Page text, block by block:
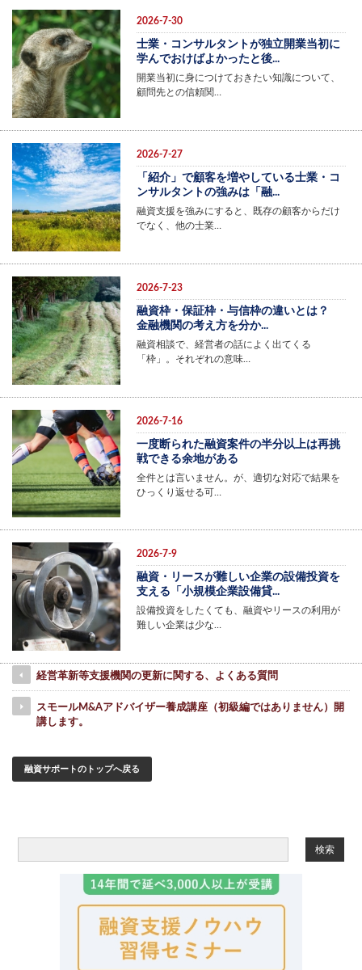
2026-7-30
士業・コンサルタントが独立開業当初に
学んでおけばよかったと後...
開業当初に身につけておきたい知識について、
顧問先との信頼関…
2026-7-27
「紹介」で顧客を増やしている士業・コ
ンサルタントの強みは「融...
融資支援を強みにすると、既存の顧客からだけ
でなく、他の士業…
2026-7-23
融資枠・保証枠・与信枠の違いとは？
金融機関の考え方を分か...
融資相談で、経営者の話によく出てくる
「枠」。それぞれの意味…
2026-7-16
一度断られた融資案件の半分以上は再挑
戦できる余地がある
全件とは言いません。が、適切な対応で結果を
ひっくり返せる可…
2026-7-9
融資・リースが難しい企業の設備投資を
支える「小規模企業設備貸...
設備投資をしたくても、融資やリースの利用が
難しい企業は少な…
経営革新等支援機関の更新に関する、よくある質問
スモールM&Aアドバイザー養成講座（初級編ではありません）開
講します。
融資サポートのトップへ戻る